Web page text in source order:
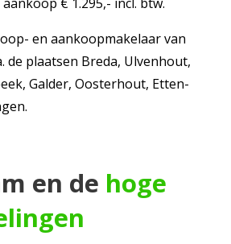
en aankoopmakelaar van
de plaatsen Breda, Ulvenhout,
Galder, Oosterhout, Etten-
en de hoge